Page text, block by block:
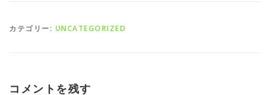
カテゴリー: UNCATEGORIZED
コメントを残す